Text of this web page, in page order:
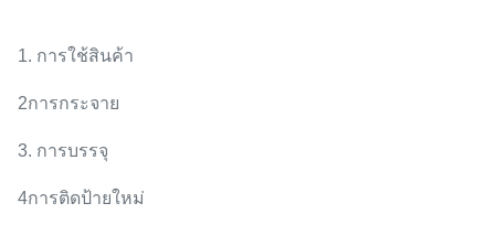
1. การใช้สินค้า
2การกระจาย
3. การบรรจุ
4การติดป้ายใหม่